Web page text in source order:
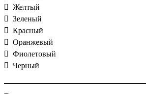
Желтый
Зеленый
Красный
Оранжевый
Фиолетовый
Черный